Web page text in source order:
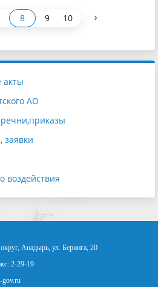
8 9 10 ›
акты
АО
заявки
воздействия
Анадырь, ул. Беринга, 20
2-29-19
gov.ru